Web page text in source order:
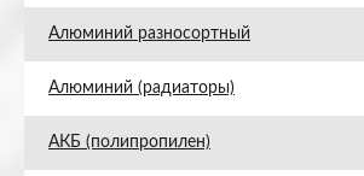
Алюминий разносортный
Алюминий (радиаторы)
АКБ (полипропилен)